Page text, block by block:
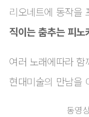
리오네트에 동작을
직이는 춤추는 피
여러 노래에따라
현대미술의 만남을
동영